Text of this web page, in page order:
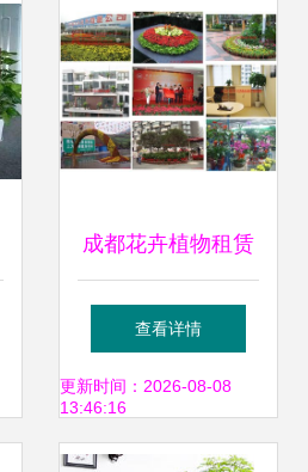
成都花卉植物租赁
产业现状与发展趋
势 以绿植出租基地
助推区域生态文明
查看详情
更新时间：2026-08-08
13:46:16